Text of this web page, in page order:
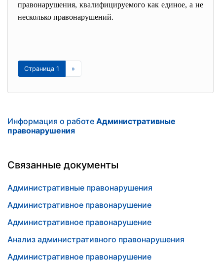
правонарушения, квалифицируемого как единое, а не
несколько правонарушений.
Страница 1 »
Информация о работе Административные
правонарушения
Связанные документы
Административные правонарушения
Административное правонарушение
Административное правонарушение
Анализ административного правонарушения
Административное правонарушение